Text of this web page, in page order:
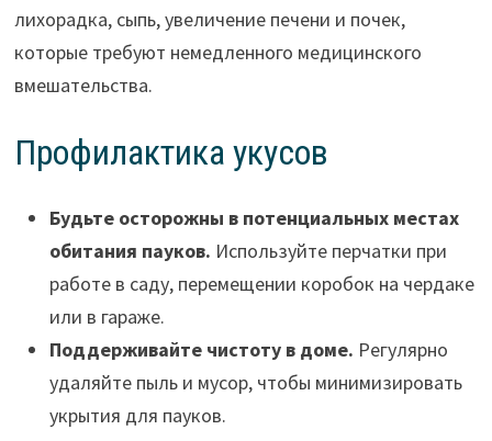
лихорадка, сыпь, увеличение печени и почек,
которые требуют немедленного медицинского
вмешательства.
Профилактика укусов
Будьте осторожны в потенциальных местах
обитания пауков. Используйте перчатки при
работе в саду, перемещении коробок на чердаке
или в гараже.
Поддерживайте чистоту в доме. Регулярно
удаляйте пыль и мусор, чтобы минимизировать
укрытия для пауков.